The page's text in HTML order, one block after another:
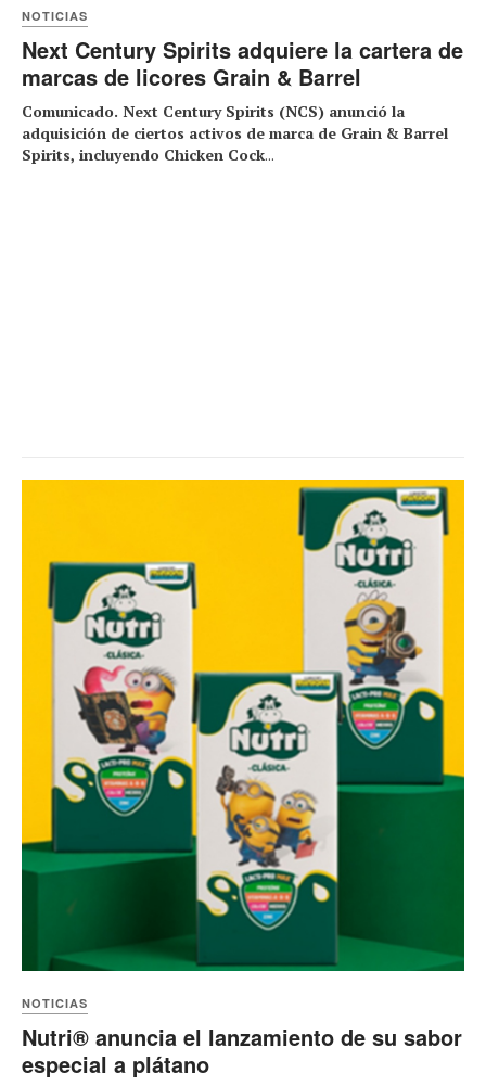
NOTICIAS
Next Century Spirits adquiere la cartera de
marcas de licores Grain & Barrel
Comunicado. Next Century Spirits (NCS) anunció la
adquisición de ciertos activos de marca de Grain & Barrel
Spirits, incluyendo Chicken Cock...
NOTICIAS
Nutri® anuncia el lanzamiento de su sabor
especial a plátano